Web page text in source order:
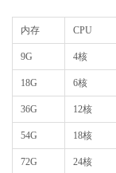
内存 CPU
9G 4核
18G 6核
36G 12核
54G 18核
72G 24核